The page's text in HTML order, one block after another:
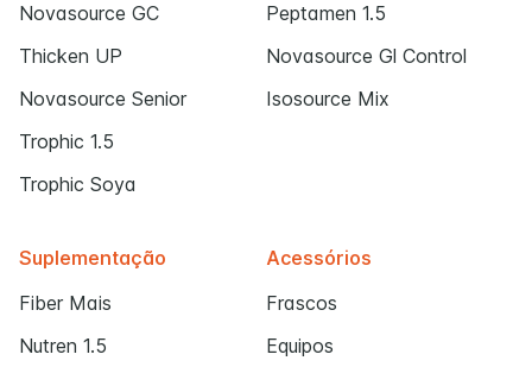
Novasource GC
Thicken UP
Novasource Senior
Trophic 1.5
Trophic Soya
Peptamen 1.5
Novasource Gl Control
Isosource Mix
Suplementação
Fiber Mais
Nutren 1.5
Acessórios
Frascos
Equipos